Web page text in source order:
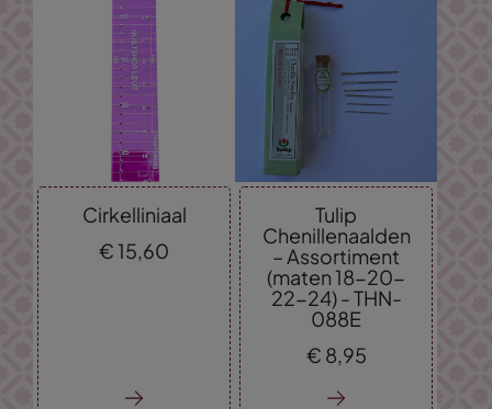
Cirkelliniaal
€15, 60
Tulip
Chenillenaalden
– Assortiment
(maten 18-20-
22-24) - THN-
088E
€ 8, 95